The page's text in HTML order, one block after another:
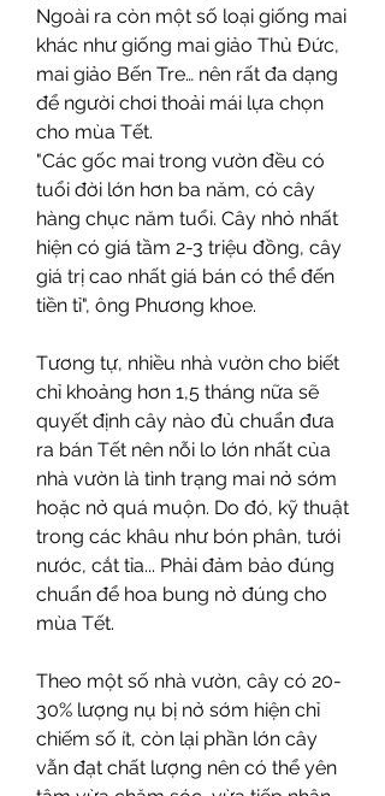
Ngoài ra còn một số loại giống mai
khác như giống mai giảo Thủ Đức,
mai giảo Bến Tre… nên rất đa dạng
để người chơi thoải mái lựa chọn
cho mùa Tết.
"Các gốc mai trong vườn đều có
tuổi đời lớn hơn ba năm, có cây
hàng chục năm tuổi. Cây nhỏ nhất
hiện có giá tầm 2-3 triệu đồng, cây
giá trị cao nhất giá bán có thể đến
tiền tỉ", ông Phương khoe.
Tương tự, nhiều nhà vườn cho biết
chỉ khoảng hơn 1,5 tháng nữa sẽ
quyết định cây nào đủ chuẩn đưa
ra bán Tết nên nỗi lo lớn nhất của
nhà vườn là tình trạng mai nở sớm
hoặc nở quá muộn. Do đó, kỹ thuật
trong các khâu như bón phân, tưới
nước, cắt tỉa... Phải đảm bảo đúng
chuẩn để hoa bung nở đúng cho
mùa Tết.
Theo một số nhà vườn, cây có 20-
30% lượng nụ bị nở sớm hiện chỉ
chiếm số ít, còn lại phần lớn cây
vẫn đạt chất lượng nên có thể yên